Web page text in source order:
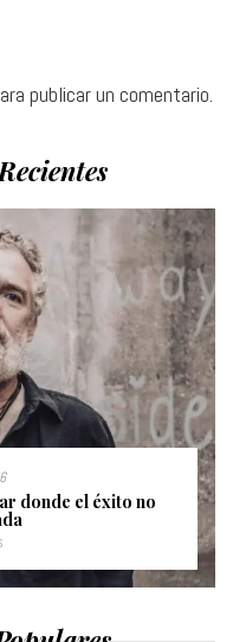
publicar un comentario.
donde el éxito no